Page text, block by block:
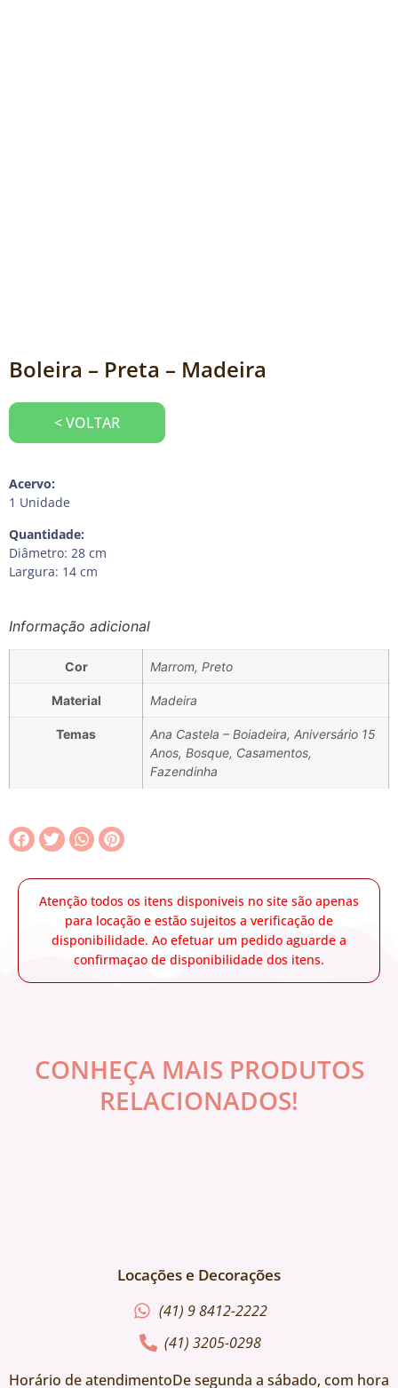
Boleira – Preta – Madeira
< VOLTAR
Acervo:
1 Unidade
Quantidade:
Diâmetro: 28 cm
Largura: 14 cm
Informação adicional
Cor Marrom, Preto
Material Madeira
Temas
Ana Castela – Boiadeira, Aniversário 15
Anos, Bosque, Casamentos,
Fazendinha
Atenção todos os itens disponiveis no site são apenas
para locação e estão sujeitos a verificação de
disponibilidade. Ao efetuar um pedido aguarde a
confirmaçao de disponibilidade dos itens.
CONHEÇA MAIS PRODUTOS
RELACIONADOS!
Locações e Decorações
(41) 9 8412-2222
(41) 3205-0298
Horário de atendimentoDe segunda a sábado, com hora